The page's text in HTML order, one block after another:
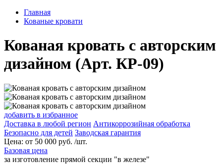
Главная
Кованые кровати
Кованая кровать с авторским
дизайном (Арт. КР-09)
добавить в избранное
Доставка в любой регион Антикоррозийная обработка
Безопасно для детей Заводская гарантия
Цена: от 50 000 руб. /шт.
Базовая цена
за изготовление прямой секции "в железе"